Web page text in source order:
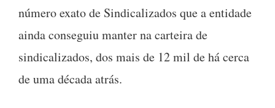
número exato de Sindicalizados que a entidade
ainda conseguiu manter na carteira de
sindicalizados, dos mais de 12 mil de há cerca
de uma década atrás.